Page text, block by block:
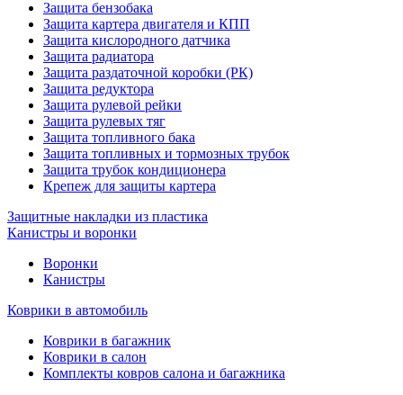
Защита бензобака
Защита картера двигателя и КПП
Защита кислородного датчика
Защита радиатора
Защита раздаточной коробки (РК)
Защита редуктора
Защита рулевой рейки
Защита рулевых тяг
Защита топливного бака
Защита топливных и тормозных трубок
Защита трубок кондиционера
Крепеж для защиты картера
Защитные накладки из пластика
Канистры и воронки
Воронки
Канистры
Коврики в автомобиль
Коврики в багажник
Коврики в салон
Комплекты ковров салона и багажника